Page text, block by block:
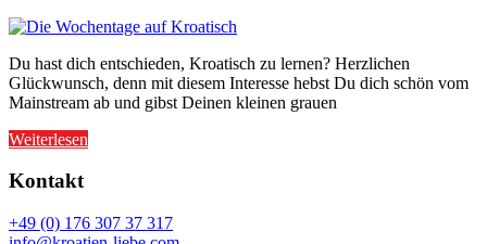
Du hast dich entschieden, Kroatisch zu lernen? Herzlichen
Glückwunsch, denn mit diesem Interesse hebst Du dich schön vom
Mainstream ab und gibst Deinen kleinen grauen
Weiterlesen
Kontakt
+49 (0) 176 307 37 317